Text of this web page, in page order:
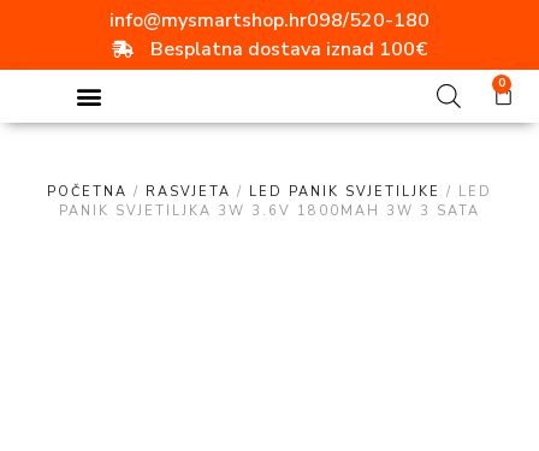
info@mysmartshop.hr098/520-180
Besplatna dostava iznad 100€
0
POČETNA / RASVJETA / LED PANIK SVJETILJKE / LED
PANIK SVJETILJKA 3W 3.6V 1800MAH 3W 3 SATA